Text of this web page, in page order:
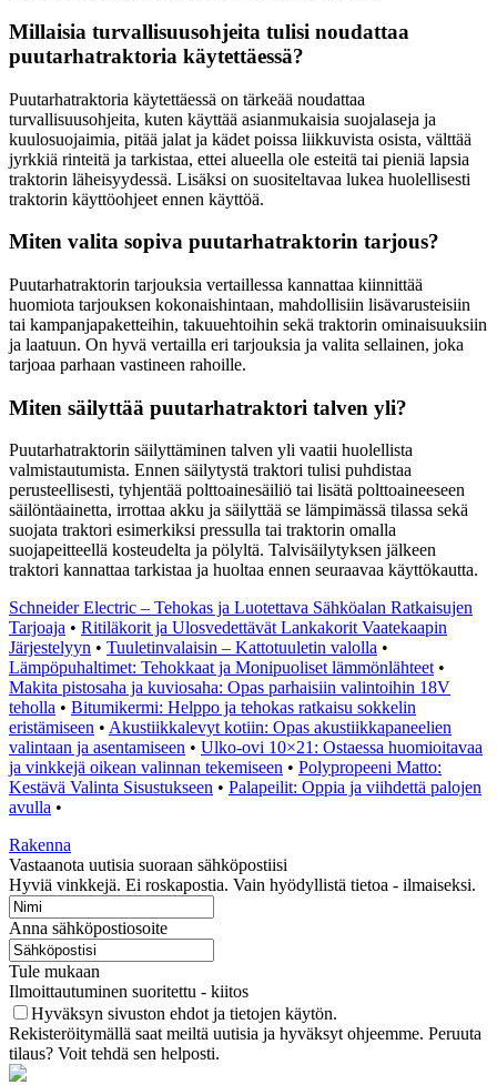
Millaisia turvallisuusohjeita tulisi noudattaa
puutarhatraktoria käytettäessä?
Puutarhatraktoria käytettäessä on tärkeää noudattaa
turvallisuusohjeita, kuten käyttää asianmukaisia suojalaseja ja
kuulosuojaimia, pitää jalat ja kädet poissa liikkuvista osista, välttää
jyrkkiä rinteitä ja tarkistaa, ettei alueella ole esteitä tai pieniä lapsia
traktorin läheisyydessä. Lisäksi on suositeltavaa lukea huolellisesti
traktorin käyttöohjeet ennen käyttöä.
Miten valita sopiva puutarhatraktorin tarjous?
Puutarhatraktorin tarjouksia vertaillessa kannattaa kiinnittää
huomiota tarjouksen kokonaishintaan, mahdollisiin lisävarusteisiin
tai kampanjapaketteihin, takuuehtoihin sekä traktorin ominaisuuksiin
ja laatuun. On hyvä vertailla eri tarjouksia ja valita sellainen, joka
tarjoaa parhaan vastineen rahoille.
Miten säilyttää puutarhatraktori talven yli?
Puutarhatraktorin säilyttäminen talven yli vaatii huolellista
valmistautumista. Ennen säilytystä traktori tulisi puhdistaa
perusteellisesti, tyhjentää polttoainesäiliö tai lisätä polttoaineeseen
säilöntäainetta, irrottaa akku ja säilyttää se lämpimässä tilassa sekä
suojata traktori esimerkiksi pressulla tai traktorin omalla
suojapeitteellä kosteudelta ja pölyltä. Talvisäilytyksen jälkeen
traktori kannattaa tarkistaa ja huoltaa ennen seuraavaa käyttökautta.
Schneider Electric – Tehokas ja Luotettava Sähköalan Ratkaisujen
Tarjoaja • Ritiläkorit ja Ulosvedettävät Lankakorit Vaatekaapin
Järjestelyyn • Tuuletinvalaisin – Kattotuuletin valolla •
Lämpöpuhaltimet: Tehokkaat ja Monipuoliset lämmönlähteet •
Makita pistosaha ja kuviosaha: Opas parhaisiin valintoihin 18V
teholla • Bitumikermi: Helppo ja tehokas ratkaisu sokkelin
eristämiseen • Akustiikkalevyt kotiin: Opas akustiikkapaneelien
valintaan ja asentamiseen • Ulko-ovi 10×21: Ostaessa huomioitavaa
ja vinkkejä oikean valinnan tekemiseen • Polypropeeni Matto:
Kestävä Valinta Sisustukseen • Palapeilit: Oppia ja viihdettä palojen
avulla •
Rakenna
Vastaanota uutisia suoraan sähköpostiisi
Hyviä vinkkejä. Ei roskapostia. Vain hyödyllistä tietoa - ilmaiseksi.
Anna sähköpostiosoite
Tule mukaan
Ilmoittautuminen suoritettu - kiitos
Hyväksyn sivuston ehdot ja tietojen käytön.
Rekisteröitymällä saat meiltä uutisia ja hyväksyt ohjeemme. Peruuta
tilaus? Voit tehdä sen helposti.